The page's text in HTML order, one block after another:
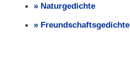
Naturgedichte
Freundschaftsgedichte